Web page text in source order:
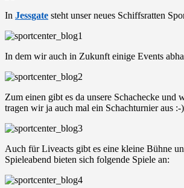
In Jessgate steht unser neues Schiffsratten
In dem wir auch in Zukunft einige Events
Zum einen gibt es da unsere Schachecke und
tragen wir ja auch mal ein Schachturnier aus :-)
Auch für Liveacts gibt es eine kleine Bühne
Spieleabend bieten sich folgende Spiele an: